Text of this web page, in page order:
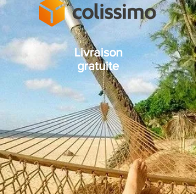
premières, et proposer des produits naturels
et vegan ainsi que de réduire sa quantité de
Livraison
gratuite